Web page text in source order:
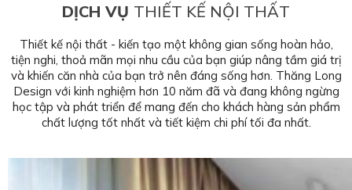
DỊCH VỤ THIẾT KẾ NỘI THẤT
Thiết kế nội thất - kiến tạo một không gian sống hoàn hảo,
tiện nghi, thoả mãn mọi nhu cầu của bạn giúp nâng tầm giá trị
và khiến căn nhà của bạn trở nên đáng sống hơn. Thăng Long
Design với kinh nghiệm hơn 10 năm đã và đang không ngừng
học tập và phát triển để mang đến cho khách hàng sản phẩm
chất lượng tốt nhất và tiết kiệm chi phí tối đa nhất.